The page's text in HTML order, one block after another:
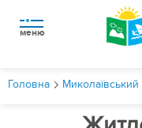
меню
Головна